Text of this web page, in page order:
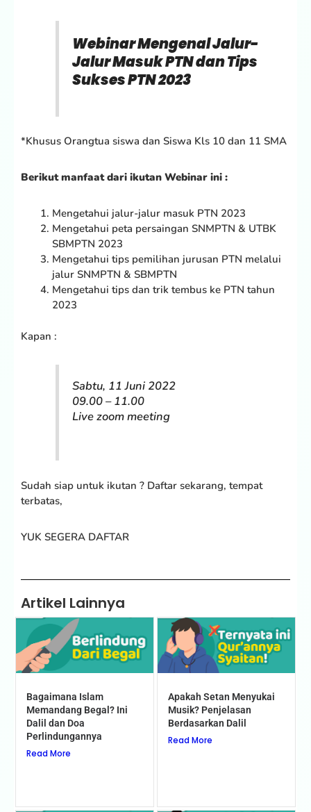
Webinar Mengenal Jalur-
Jalur Masuk PTN dan Tips
Sukses PTN 2023
*Khusus Orangtua siswa dan Siswa Kls 10 dan 11 SMA
Berikut manfaat dari ikutan Webinar ini :
Mengetahui jalur-jalur masuk PTN 2023
Mengetahui peta persaingan SNMPTN & UTBK
SBMPTN 2023
Mengetahui tips pemilihan jurusan PTN melalui
jalur SNMPTN & SBMPTN
Mengetahui tips dan trik tembus ke PTN tahun
2023
Kapan :
Sabtu, 11 Juni 2022
09.00 – 11.00
Live zoom meeting
Sudah siap untuk ikutan ? Daftar sekarang, tempat
terbatas,
YUK SEGERA DAFTAR
Artikel Lainnya
Bagaimana Islam
Memandang Begal? Ini
Dalil dan Doa
Perlindungannya
Read More
Apakah Setan Menyukai
Musik? Penjelasan
Berdasarkan Dalil
Read More